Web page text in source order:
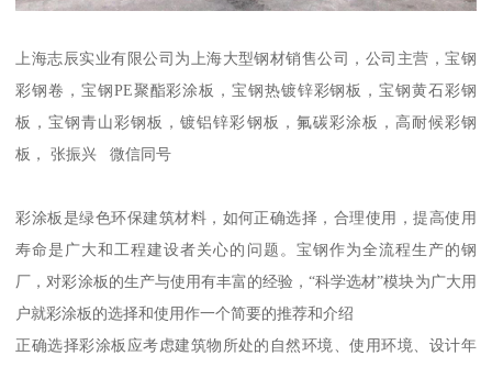
上海志辰实业有限公司为上海大型钢材销售公司，公司主营，宝钢
彩钢卷，宝钢PE聚酯彩涂板，宝钢热镀锌彩钢板，宝钢黄石彩钢
板，宝钢青山彩钢板，镀铝锌彩钢板，氟碳彩涂板，高耐候彩钢
板， 张振兴 微信同号
彩涂板是绿色环保建筑材料，如何正确选择，合理使用，提高使用
寿命是广大和工程建设者关心的问题。宝钢作为全流程生产的钢
厂，对彩涂板的生产与使用有丰富的经验，“科学选材”模块为广大用
户就彩涂板的选择和使用作一个简要的推荐和介绍
正确选择彩涂板应考虑建筑物所处的自然环境、使用环境、设计年